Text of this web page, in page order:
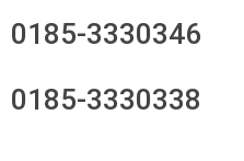
0185-3330346
0185-3330338